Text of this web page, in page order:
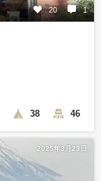
20 1
38 46
2025年3月23日